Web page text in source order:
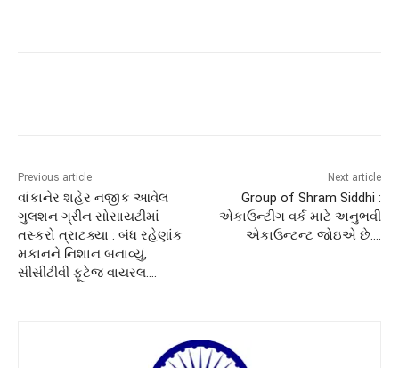
Previous article
વાંકાનેર શહેર નજીક આવેલ
ગુલશન ગ્રીન સોસાયટીમાં
તસ્કરો ત્રાટક્યા : બંધ રહેણાંક
મકાનને નિશાન બનાવ્યું,
સીસીટીવી ફૂટેજ વાયરલ….
Next article
Group of Shram Siddhi :
એકાઉન્ટીંગ વર્ક માટે અનુભવી
એકાઉન્ટન્ટ જોઇએ છે….